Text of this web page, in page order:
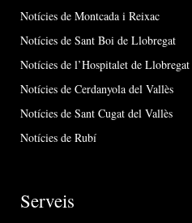
Notícies de Montcada i Reixac
Notícies de Sant Boi de Llobregat
Notícies de l’Hospitalet de Llobregat
Notícies de Cerdanyola del Vallès
Notícies de Sant Cugat del Vallès
Notícies de Rubí
Serveis